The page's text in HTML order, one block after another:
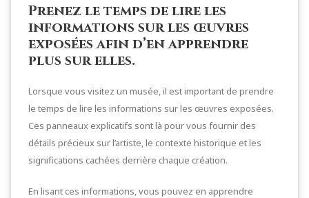
Prenez le temps de lire les
informations sur les œuvres
exposées afin d’en apprendre
plus sur elles.
Lorsque vous visitez un musée, il est important de prendre
le temps de lire les informations sur les œuvres exposées.
Ces panneaux explicatifs sont là pour vous fournir des
détails précieux sur l’artiste, le contexte historique et les
significations cachées derrière chaque création.
En lisant ces informations, vous pouvez en apprendre